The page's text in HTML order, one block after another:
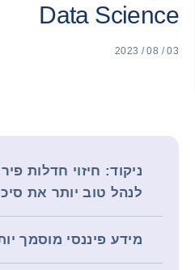
Data Science
03 / 08 / 2023
ניקוד: חיזוי חדלות
לנהל טוב יותר את
מידע פיננסי מוסמך